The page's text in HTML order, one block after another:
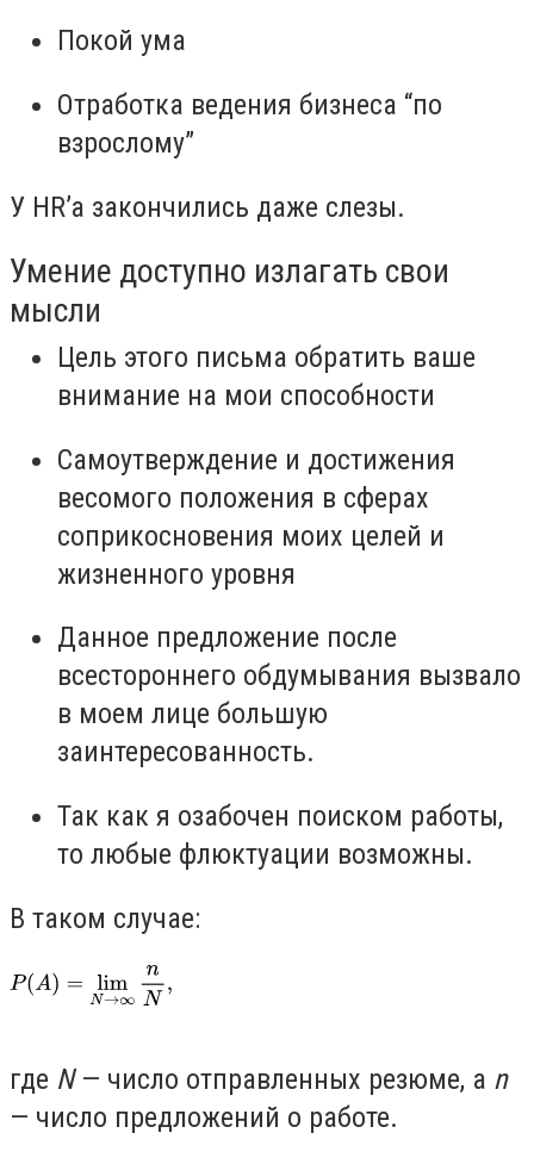
Покой ума
Отработка ведения бизнеса “по
взрослому”
У HR’a закончились даже слезы.
Умение доступно излагать свои
мысли
Цель этого письма обратить ваше
внимание на мои способности
Самоутверждение и достижения
весомого положения в сферах
соприкосновения моих целей и
жизненного уровня
Данное предложение после
всестороннего обдумывания вызвало
в моем лице большую
заинтересованность.
Так как я озабочен поиском работы,
то любые флюктуации возможны.
В таком случае:
где N— число отправленных резюме, а n
— число предложений о работе.